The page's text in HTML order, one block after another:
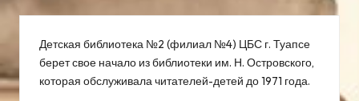
система»
муниципального
образования
Детская библиотека №2 (филиал №4) ЦБС г. Туапсе
берет свое начало из библиотеки им. Н. Островского,
которая обслуживала читателей-детей до 1971 года.